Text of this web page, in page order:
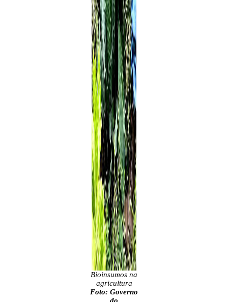
Bioinsumos na
agricultura
Foto: Governo